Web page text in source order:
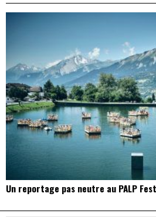
Un reportage pas neutre au PALP